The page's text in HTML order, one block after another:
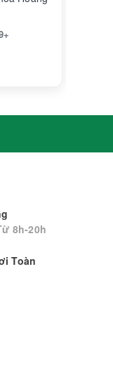
8h-20h
Toàn